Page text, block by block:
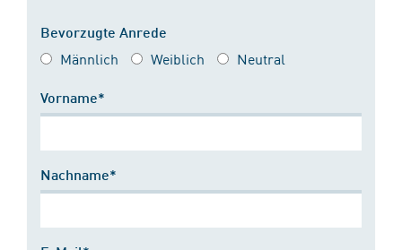
Bevorzugte Anrede
Männlich Weiblich Neutral
Vorname*
Nachname*